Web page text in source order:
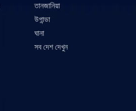
তানজানিয়া
উগান্ডা
ঘানা
সব দেশ দেখুন